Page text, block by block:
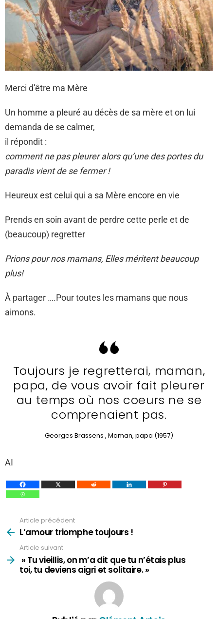
Merci d’être ma Mère
Un homme a pleuré au décès de sa mère et on lui
demanda de se calmer,
il répondit :
comment ne pas pleurer alors qu’une des portes du
paradis vient de se fermer !
Heureux est celui qui a sa Mère encore en vie
Prends en soin avant de perdre cette perle et de
(beaucoup) regretter
Prions pour nos mamans, Elles méritent beaucoup
plus!
À partager ….Pour toutes les mamans que nous
aimons.
Toujours je regretterai, maman,
papa, de vous avoir fait pleurer
au temps où nos coeurs ne se
comprenaient pas.
Georges Brassens , Maman, papa (1957)
AI
plus
Article précédent
L’amour triomphe toujours !
Article suivant
» Tu vieillis, on m’a dit que tu n’étais plus
toi, tu deviens aigri et solitaire. »